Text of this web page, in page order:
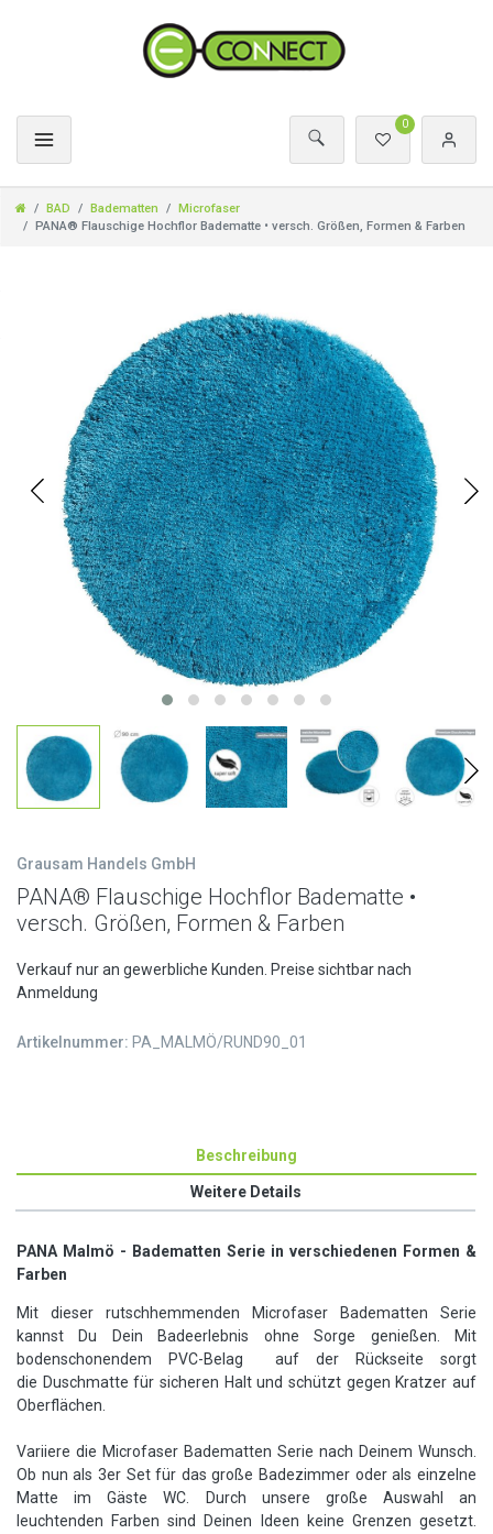
0
BAD Badematten
Microfaser
PANA® Flauschige Hochflor Badematte • versch. Größen, Formen & Farben
Grausam Handels GmbH
PANA® Flauschige Hochflor Badematte •
versch. Größen, Formen & Farben
Verkauf nur an gewerbliche Kunden. Preise sichtbar nach
Anmeldung
Artikelnummer: PA_MALMÖ/RUND90_01
Beschreibung
Weitere Details
PANA Malmö - Badematten Serie in verschiedenen Formen &
Farben
Mit dieser rutschhemmenden Microfaser Badematten Serie
kannst Du Dein Badeerlebnis ohne Sorge genießen. Mit
bodenschonendem PVC-Belag auf der Rückseite sorgt
die Duschmatte für sicheren Halt und schützt gegen Kratzer auf
Oberflächen.
Variiere die Microfaser Badematten Serie nach Deinem Wunsch.
Ob nun als 3er Set für das große Badezimmer oder als einzelne
Matte im Gäste WC. Durch unsere große Auswahl an
leuchtenden Farben sind Deinen Ideen keine Grenzen gesetzt.